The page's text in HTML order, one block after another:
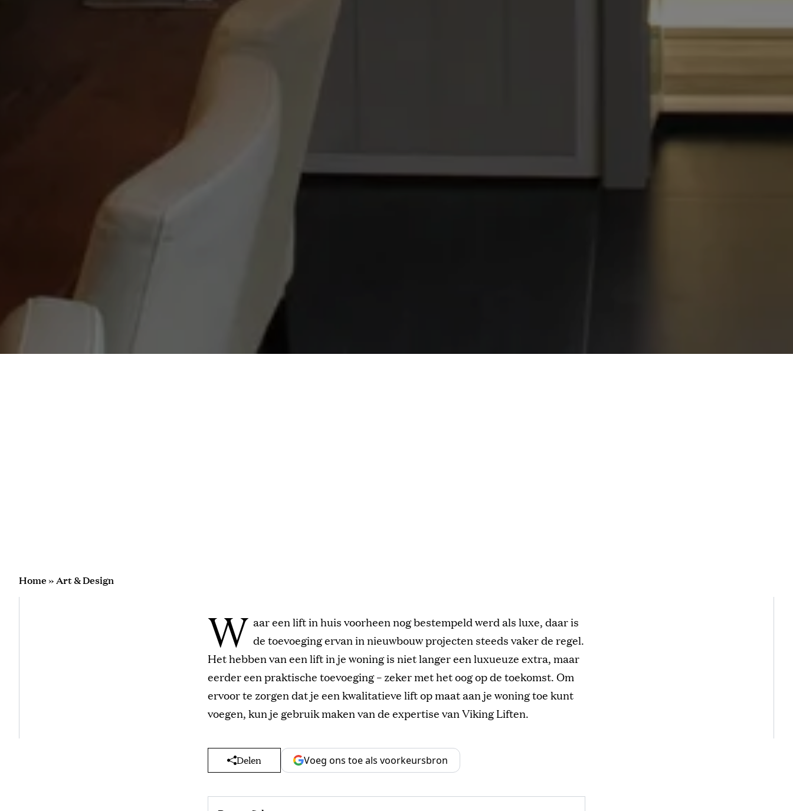
Home»Art & Design
W aar een lift in huis voorheen nog bestempeld werd als luxe, daar is
de toevoeging ervan in nieuwbouw projecten steeds vaker de regel.
Het hebben van een lift in je woning is niet langer een luxueuze extra, maar
eerder een praktische toevoeging – zeker met het oog op de toekomst. Om
ervoor te zorgen dat je een kwalitatieve lift op maat aan je woning toe kunt
voegen, kun je gebruik maken van de expertise van Viking Liften.
Delen Voeg ons toe als voorkeursbron